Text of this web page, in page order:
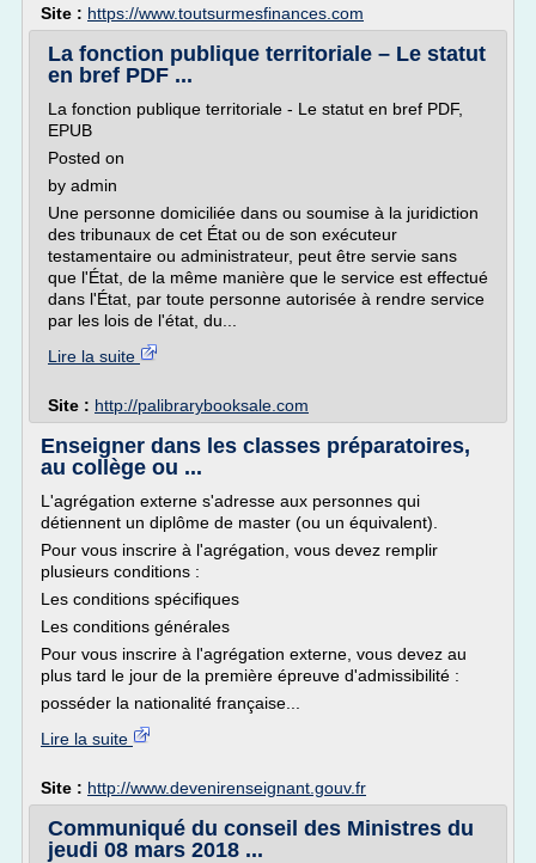
Site : https://www.toutsurmesfinances.com
La fonction publique territoriale – Le statut
en bref PDF ...
La fonction publique territoriale - Le statut en bref PDF,
EPUB
Posted on
by admin
Une personne domiciliée dans ou soumise à la juridiction
des tribunaux de cet État ou de son exécuteur
testamentaire ou administrateur, peut être servie sans
que l'État, de la même manière que le service est effectué
dans l'État, par toute personne autorisée à rendre service
par les lois de l'état, du...
Lire la suite
Site : http://palibrarybooksale.com
Enseigner dans les classes préparatoires,
au collège ou ...
L'agrégation externe s'adresse aux personnes qui
détiennent un diplôme de master (ou un équivalent).
Pour vous inscrire à l'agrégation, vous devez remplir
plusieurs conditions :
Les conditions spécifiques
Les conditions générales
Pour vous inscrire à l'agrégation externe, vous devez au
plus tard le jour de la première épreuve d'admissibilité :
posséder la nationalité française...
Lire la suite
Site : http://www.devenirenseignant.gouv.fr
Communiqué du conseil des Ministres du
jeudi 08 mars 2018 ...